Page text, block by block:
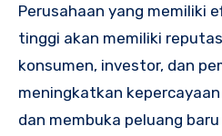
Perusahaan yang memiliki
tinggi akan memiliki
konsumen, investor, dan
meningkatkan
dan membuka peluang